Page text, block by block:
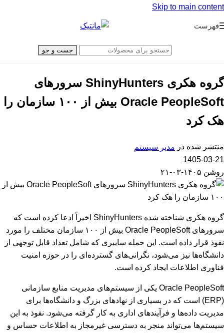
Skip to main content
فهرست
جست و جو
گروه هکری ShinyHunters سرورهای
Oracle PeopleSoft بیش از ۱۰۰ سازمان را
هک کرد
منتشر شده در مدیر سیستم
1405-03-21
روشن ۱۴۰۵-۰۳-۲۱
گروه هکری شناخته شده ShinyHunters اخیراً ادعا کرده است که
سرورهای Oracle PeopleSoft بیش از ۱۰۰ سازمان مختلف را مورد
نفوذ قرار داده است. این حمله سایبری که شامل تعداد قابل توجهی از
دانشگاه‌ها نیز می‌شود، نگرانی‌های گسترده‌ای را در حوزه امنیت
فناوری اطلاعات ایجاد کرده است.
Oracle PeopleSoft یکی از سیستم‌های مدیریت منابع سازمانی
(ERP) است که در بسیاری از نهادهای بزرگ و دانشگاه‌ها برای
مدیریت داده‌ها و فرآیندهای اداری به کار گرفته می‌شود. نفوذ به این
سیستم‌ها می‌تواند منجر به دسترسی غیرمجاز به اطلاعات حساس و